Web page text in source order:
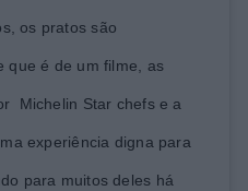
os pratos são
que é de um filme, as
Michelin Star chefs e a
experiência digna para
para muitos deles há